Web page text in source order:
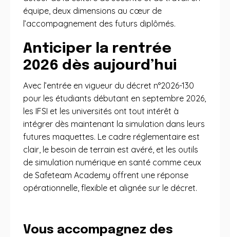
équipe, deux dimensions au cœur de
l’accompagnement des futurs diplômés.
Anticiper la rentrée
2026 dès aujourd’hui
Avec l’entrée en vigueur du décret n°2026-130
pour les étudiants débutant en septembre 2026,
les IFSI et les universités ont tout intérêt à
intégrer dès maintenant la simulation dans leurs
futures maquettes. Le cadre réglementaire est
clair, le besoin de terrain est avéré, et les outils
de simulation numérique en santé comme ceux
de Safeteam Academy offrent une réponse
opérationnelle, flexible et alignée sur le décret.
Vous accompagnez des